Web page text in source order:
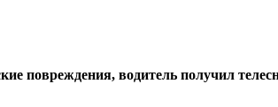
водитель получил